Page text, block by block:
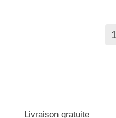
Livraison gratuite